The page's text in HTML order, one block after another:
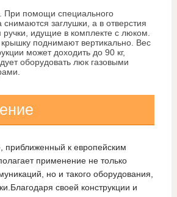
При помощи специального
снимаются заглушки, а в отверстия
ручки, идущие в комплекте с люком.
крышку поднимают вертикально. Вес
может доходить до 90 кг,
оборудовать люк газовыми
приближенный к европейским
применение не только
но и такого оборудования,
своей конструкции и